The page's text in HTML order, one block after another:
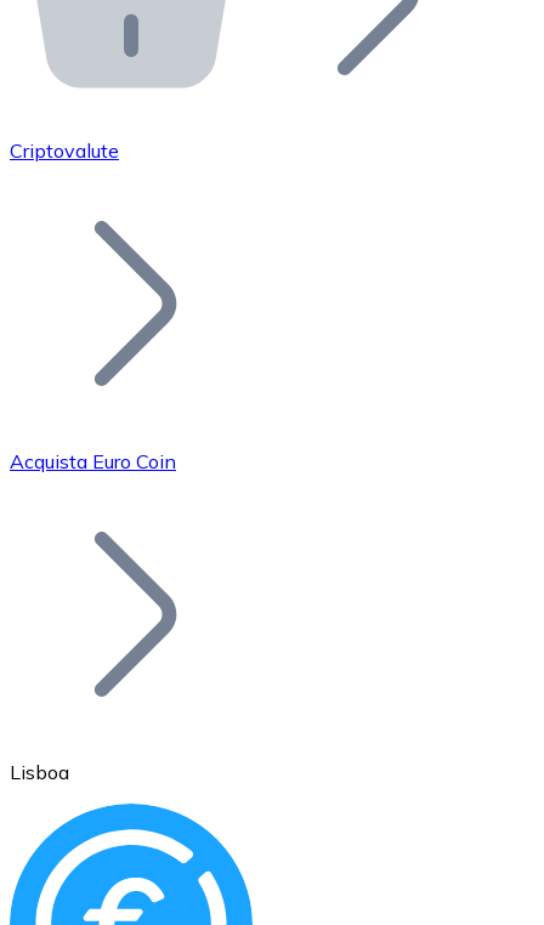
API Bitnovo
Integra la nostra API nel tuo ecosistema.
Unisciti alla nostra rete di rivenditori e
Aggiungi il token del tuo progetto al nostro servizio di
Bitcoin
Ethereum
Criptovalute
Acquista Euro Coin
Lisboa